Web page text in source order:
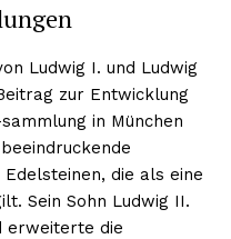
Ludwig I. und Ludwig
zur Entwicklung
in München
die als eine
Sein Sohn Ludwig II.
erweiterte die